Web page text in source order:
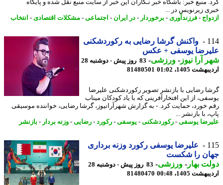
منبع خبر: باشگاه خبر نـگاران این خبر از سایت منبع نقل شده و پایگاه
زیرنویس در ...
-فرزندآوری - برخوردار-در ایران - اجتماعی-مشکلات اقتصادی-انتخاب
واکنش گرشا رضایی به رکوردشکنی
یوسفی + عکس
آرا نیوز-ورزشی-
83 روز پیش - دوشنبه 28
1405، 01:02
81480501
رضایی با بازنشر تصویر رکوردشکنی علیرضا
از این افتخارآفرینی که با یاد کودکان میناب
خورد، حمایت کرد. - به گزارش شهرآرانیوز، گرشا رضایی، خواننده موسیقی
با بازنشر ...
یوسفی-رکوردشکنی-یوسفی-رکورد-رضایی-وزنه بردار-بازنشر
علیرضا یوسفی رکورد وزنه برداری
را شکست
بهار -ورزشی-
83 روز پیش - دوشنبه 28
1405، 00:48
81480470